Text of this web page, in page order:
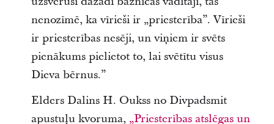
nenozīmē, ka vīrieši ir „priesterība”. Vīrieši
ir priesterības nesēji, un viņiem ir svēts
pienākums pielietot to, lai svētītu visus
Dieva bērnus.”
Elders Dalins H. Oukss no Divpadsmit
apustuļu kvoruma, „Priesterības atslēgas un